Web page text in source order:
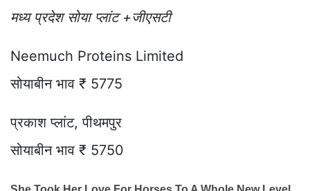
मध्य प्रदेश सोया प्लांट +जीएसटी
Neemuch Proteins Limited
सोयाबीन भाव ₹ 5775
प्रकाश प्लांट, पीथमपुर
सोयाबीन भाव ₹ 5750